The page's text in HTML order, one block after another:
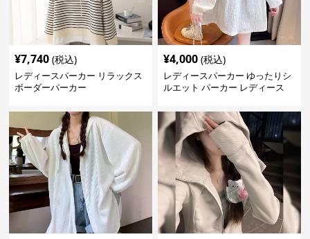
¥7,740 (税込)
レディースパーカー リラックス
ボーダーパーカー
¥4,000 (税込)
レディースパーカー ゆったりシ
ルエット パーカー レディース